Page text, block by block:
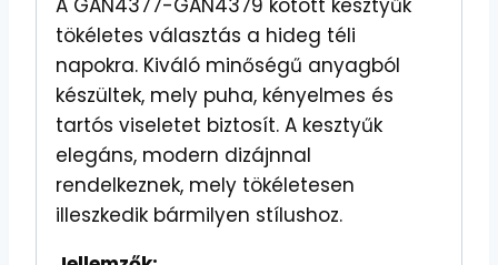
tökéletes választás a hideg téli
napokra. Kiváló minőségű anyagból
készültek, mely puha, kényelmes és
tartós viseletet biztosít. A kesztyűk
elegáns, modern dizájnnal
rendelkeznek, mely tökéletesen
illeszkedik bármilyen stílushoz.